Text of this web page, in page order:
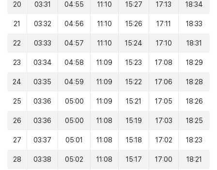
20 03:31 04:55 11:10 15:27 17:13 18:34
21 03:32 04:56 11:10 15:26 17:11 18:33
22 03:33 04:57 11:10 15:24 17:10 18:31
23 03:34 04:58 11:09 15:23 17:08 18:29
24 03:35 04:59 11:09 15:22 17:06 18:28
25 03:36 05:00 11:09 15:21 17:05 18:26
26 03:36 05:00 11:08 15:19 17:03 18:25
27 03:37 05:01 11:08 15:18 17:02 18:23
28 03:38 05:02 11:08 15:17 17:00 18:21